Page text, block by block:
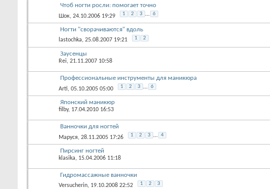
Чтоб ногти росли: помогает точно
Шок, 24.10.2006 19:29 1 2 3 ... 6
Ногти "сворачиваются" вдоль
lastochka, 25.08.2007 19:21 1 2
Заусенцы
Rei, 21.11.2007 10:58
Профессиональные инструменты для маникюра
Arti, 05.10.2005 05:00 1 2 3 ... 6
Японский маникюр
filby, 17.04.2010 16:53
Ванночки для ногтей
Маруся, 28.11.2005 17:26 1 2 3 ... 4
Пирсинг ногтей
klasika, 15.04.2006 11:18
Гидромассажные ванночки
Versucherin, 19.10.2008 22:52 1 2 3